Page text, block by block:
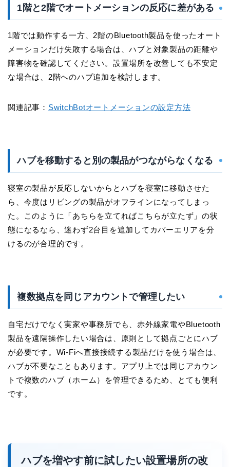
1階と2階でオートメーションの反応に差がある
1階では動作する一方、2階のBluetooth製品を使ったオート
メーションだけ失敗する場合は、ハブと対象製品の距離や
障害物を確認してください。設置場所を改善しても不安定
な場合は、2階へのハブ追加を検討します。
関連記事： SwitchBotオートメーションの設定方法
ハブを移動すると別の製品がつながらなくなる
寝室の製品が反応しないからとハブを寝室に移動させた
ら、今度はリビングの製品がオフラインになってしまっ
た。このように「あちらを立てればこちらが立たず」の状
態になるなら、迷わず2台目を追加してカバーエリアを分
けるのが合理的です。
複数拠点を同じアカウントで管理したい
自宅だけでなく実家や事務所でも、赤外線家電やBluetooth
製品を遠隔操作したい場合は、原則として拠点ごとにハブ
が必要です。Wi-Fiへ直接接続する製品だけを使う場合は、
ハブが不要なこともあります。アプリ上では同じアカウン
トで複数のハブ（ホーム）を管理できるため、とても便利
です。
ハブを増やす前に試したい設置場所の改